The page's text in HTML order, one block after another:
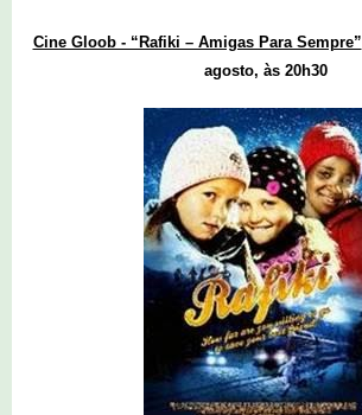
Cine Gloob - “Rafiki – Amigas Para Sempre”
agosto, às 20h30